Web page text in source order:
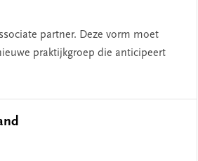
partner. Deze vorm moet
praktijkgroep die anticipeert